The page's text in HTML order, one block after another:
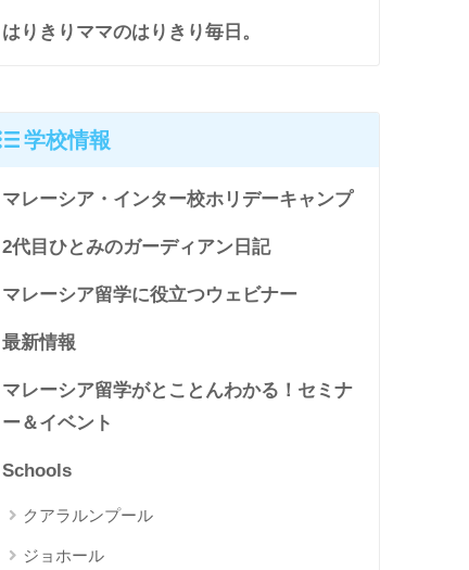
はりきりママのはりきり毎日。
学校情報
マレーシア・インター校ホリデーキャンプ
2代目ひとみのガーディアン日記
マレーシア留学に役立つウェビナー
最新情報
マレーシア留学がとことんわかる！セミナ
ー＆イベント
Schools
クアラルンプール
ジョホール